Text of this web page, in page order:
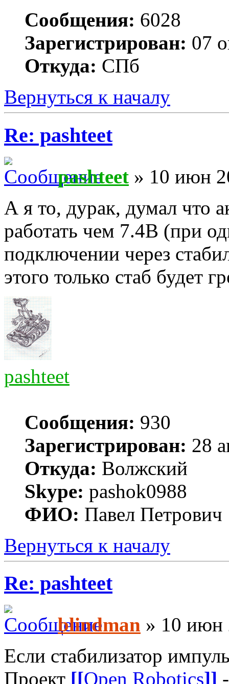
Сообщения: 6028
Зарегистрирован: 07
Откуда: СПб
Вернуться к началу
Re: pashteet
pashteet » 10 июн
А я то, дурак, думал что
работать чем 7.4В (при
подключении через
этого только стаб будет
pashteet
Сообщения: 930
Зарегистрирован: 28
Откуда: Волжский
Skype: pashok0988
ФИО: Павел Петрович
Вернуться к началу
Re: pashteet
blindman » 10 июн
Если стабилизатор
Проект [[Open Robotics]]